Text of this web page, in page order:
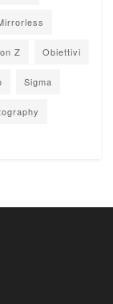
Z Obiettivi
Sigma